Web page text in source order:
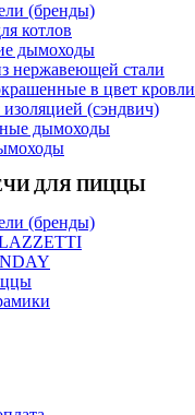
(бренды)
котлов
дымоходы
нержавеющей стали
в цвет кровли
(сэндвич)
дымоходы
ДЛЯ ПИЦЦЫ
(бренды)